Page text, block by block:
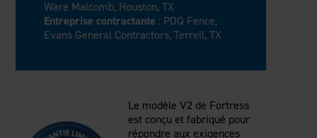
Ware Malcomb, Houston, TX
Entreprise contractante : PDQ Fence,
Evans General Contractors, Terrell, TX
Le modèle V2 de Fortress
est conçu et fabriqué pour
répondre aux exigences